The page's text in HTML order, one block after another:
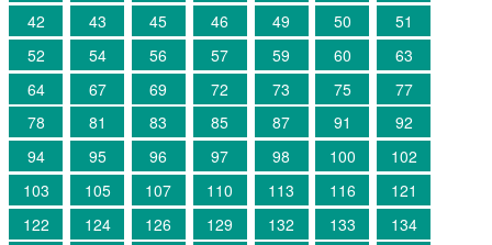
42
43 45 46 49 50
51
52
54 56 57 59 60
63
64
67 69 72 73 75
77
78
81 83 85 87 91
92
94
95 96 97 98 100
102
103
105 107 110 113 116
121
122
124 126 129 132 133 134